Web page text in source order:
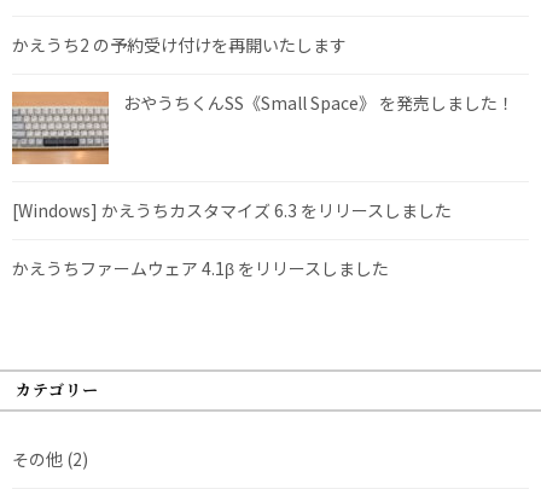
かえうち2 の予約受け付けを再開いたします
おやうちくんSS《Small Space》 を発売しました！
[Windows] かえうちカスタマイズ 6.3 をリリースしました
かえうちファームウェア 4.1β をリリースしました
カテゴリー
その他 (2)